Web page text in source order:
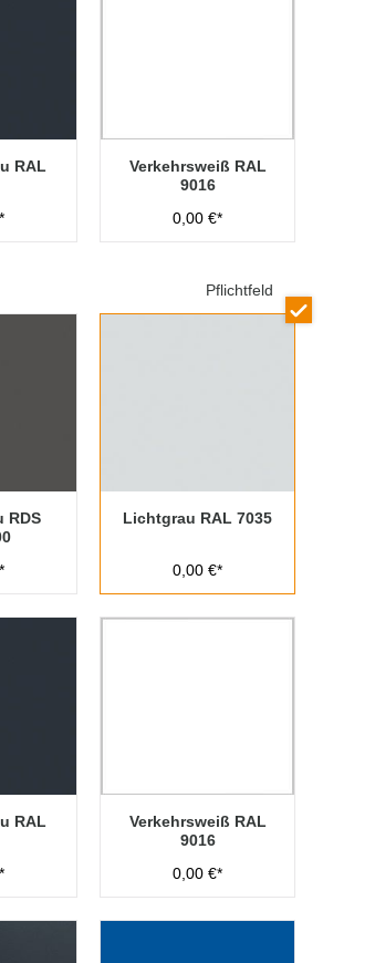
RAL
Verkehrsweiß RAL
9016
0,00 €*
Pflichtfeld
RDS
Lichtgrau RAL 7035
0,00 €*
RAL
Verkehrsweiß RAL
9016
0,00 €*